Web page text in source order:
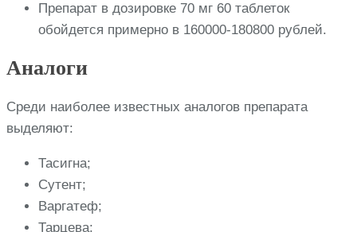
Препарат в дозировке 70 мг 60 таблеток
обойдется примерно в 160000-180800 рублей.
Аналоги
Среди наиболее известных аналогов препарата
выделяют:
Тасигна;
Сутент;
Варгатеф;
Тарцева;